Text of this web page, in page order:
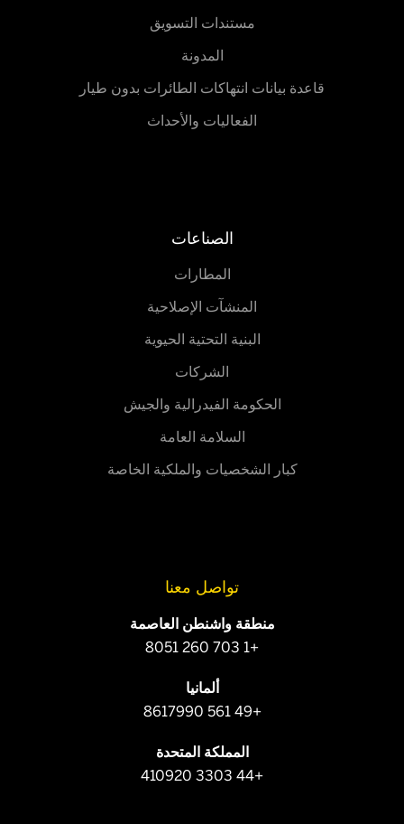
مستندات التسويق
المدونة
قاعدة بيانات انتهاكات الطائرات بدون طيار
الفعاليات والأحداث
الصناعات
المطارات
المنشآت الإصلاحية
البنية التحتية الحيوية
الشركات
الحكومة الفيدرالية والجيش
السلامة العامة
كبار الشخصيات والملكية الخاصة
تواصل معنا
منطقة واشنطن العاصمة
+1 703 260 8051
ألمانيا
+49 561 8617990
المملكة المتحدة
+44 3303 410920